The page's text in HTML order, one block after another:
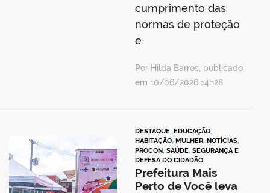
cumprimento das
normas de proteção
e
Por Hilda Barros, publicado
em 10/06/2026 14h28
DESTAQUE, EDUCAÇÃO,
HABITAÇÃO, MULHER, NOTÍCIAS,
PROCON, SAÚDE, SEGURANÇA E
DEFESA DO CIDADÃO
Prefeitura Mais
Perto de Você leva